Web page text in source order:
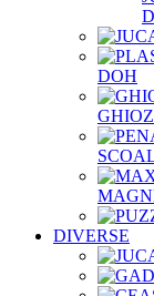
DOH
DIVERSE